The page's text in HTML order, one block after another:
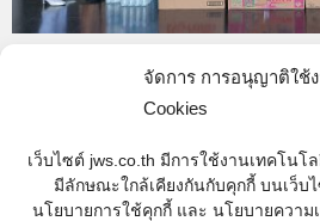
จัดการ การอนุญาติใช้
Cookies
เว็บไซต์ jws.co.th มีการใช้งานเทคโนโ
มีลักษณะใกล้เคียงกันกับคุกกี้ บนเว็บ
นโยบายการใช้คุกกี้ และ นโยบายควา
เจ ดับบลิว เอส คอนสตรัค
มอบอาหารและของใช้จำเ
Activity and CSR Cororate Social
By
Web content - JWS 17/05/2021